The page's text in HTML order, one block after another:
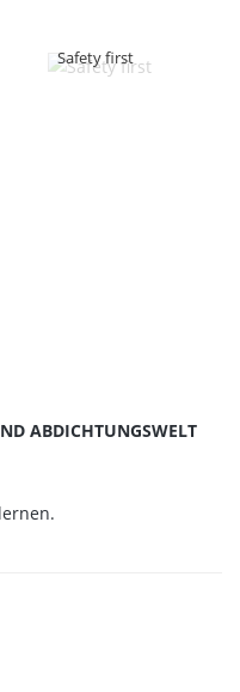
Safety first
ABDICHTUNGSWELT